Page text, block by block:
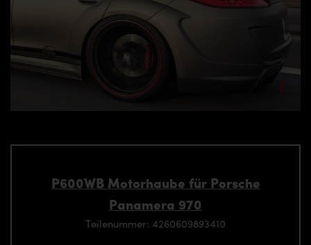
P600WB Motorhaube für Porsche
Panamera 970
Teilenummer: 4260609893410